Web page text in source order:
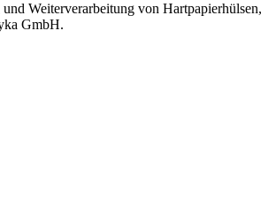
Weiterverarbeitung von Hartpapierhülsen,
GmbH.